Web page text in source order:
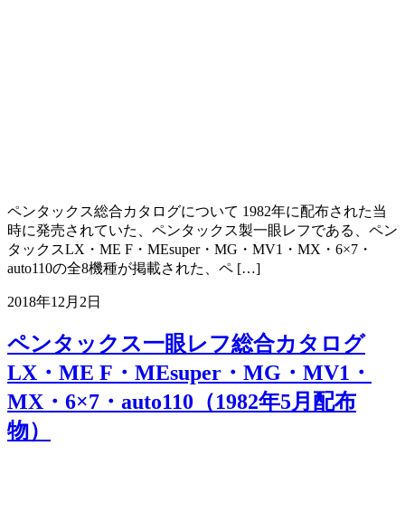
ペンタックス総合カタログについて 1982年に配布された当
時に発売されていた、ペンタックス製一眼レフである、ペン
タックスLX・ME F・MEsuper・MG・MV1・MX・6×7・
auto110の全8機種が掲載された、ペ […]
2018年12月2日
ペンタックス一眼レフ総合カタログ
LX・ME F・MEsuper・MG・MV1・
MX・6×7・auto110（1982年5月配布
物）